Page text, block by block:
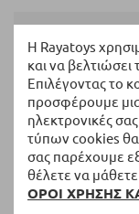
Η Rayatoys
και να βελτιώσει
Επιλέγοντας το
προσφέρουμε μια
ηλεκτρονικές
τύπων cookies θα
σας παρέχουμε
θέλετε να
ΟΡΟΙ ΧΡΗΣΗΣ
Γράψτε τη
Η Βαθμολογία σας
1
star
2
stars
3
stars
4
stars
5
stars
Ονοματεπώνυμο